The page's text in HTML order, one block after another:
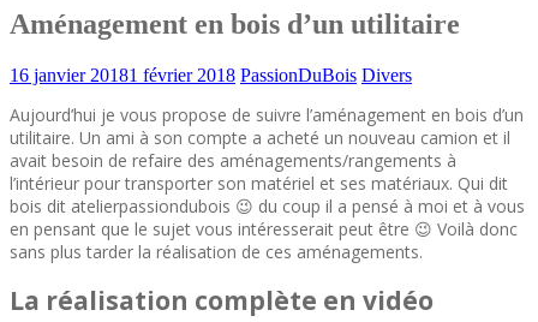
Aménagement en bois d’un utilitaire
16 janvier 20181 février 2018 PassionDuBois Divers
Aujourd’hui je vous propose de suivre l’aménagement en bois d’un
utilitaire. Un ami à son compte a acheté un nouveau camion et il
avait besoin de refaire des aménagements/rangements à
l’intérieur pour transporter son matériel et ses matériaux. Qui dit
bois dit atelierpassiondubois 😉 du coup il a pensé à moi et à vous
en pensant que le sujet vous intéresserait peut être 😉 Voilà donc
sans plus tarder la réalisation de ces aménagements.
La réalisation complète en vidéo